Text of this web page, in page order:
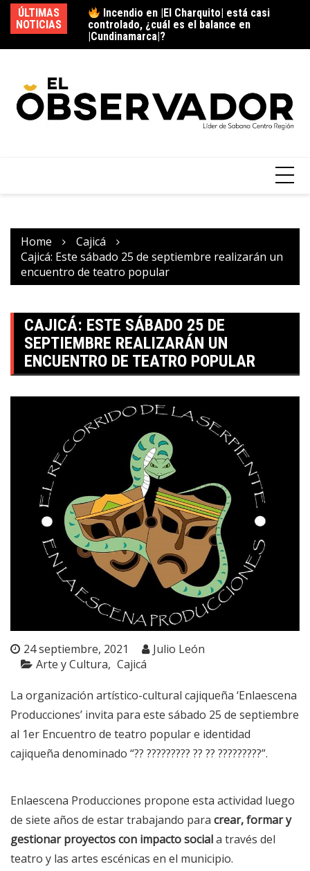
ÚLTIMAS
NOTICIAS
|Cundinamarca|?
|Cajicá| celebrará el |Festival Mexicano|
“Esta es mi Tierra”, ¿qué actividades
tendrá?
Home
Cajicá
Cajicá: Este sábado 25 de septiembre realizarán un
encuentro de teatro popular
CAJICÁ: ESTE SÁBADO 25 DE
SEPTIEMBRE REALIZARÁN UN
ENCUENTRO DE TEATRO POPULAR
24 septiembre, 2021
Julio León
Arte y Cultura
Cajicá
La organización artístico-cultural cajiqueña ‘Enlaescena
Producciones’ invita para este sábado 25 de septiembre
al 1er Encuentro de teatro popular e identidad
cajiqueña denominado “?? ????????? ?? ?? ?????????”.
Enlaescena Producciones propone esta actividad luego
de siete años de estar trabajando para crear, formar y
gestionar proyectos con impacto sociala través del
teatro y las artes escénicas en el municipio.